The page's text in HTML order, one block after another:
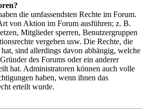
die umfassendsten Rechte im Forum.
von Aktion im Forum ausführen; z. B.
Mitglieder sperren, Benutzergruppen
vergeben usw. Die Rechte, die
sind allerdings davon abhängig, welche
des Forums oder ein anderer
hat. Administratoren können auch volle
haben, wenn ihnen das
erteilt wurde.